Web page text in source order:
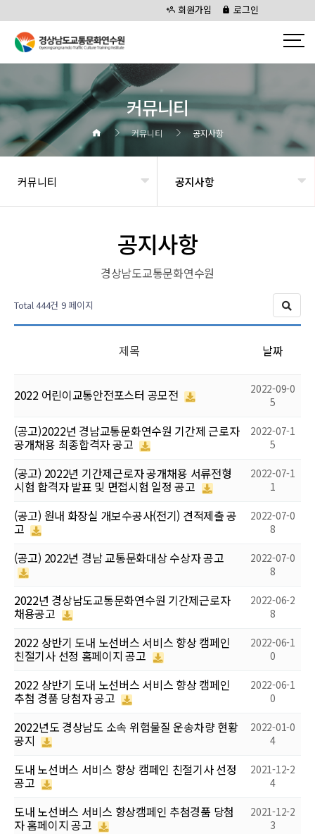
회원가입 로그인
커뮤니티
커뮤니티 공지사항
커뮤니티 공지사항
공지사항
경상남도교통문화연수원
Total 444건 9 페이지
제목 날짜
2022 어린이교통안전포스터 공모전
2022-09-0
5
(공고)2022년 경남교통문화연수원 기간제 근로자
공개채용 최종합격자 공고
2022-07-1
5
(공고) 2022년 기간제근로자 공개채용 서류전형
시험 합격자 발표 및 면접시험 일정 공고
2022-07-1
1
(공고) 원내 화장실 개보수공사(전기) 견적제출 공
고
2022-07-0
8
(공고) 2022년 경남 교통문화대상 수상자 공고
2022-07-0
8
2022년 경상남도교통문화연수원 기간제근로자
채용공고
2022-06-2
8
2022 상반기 도내 노선버스 서비스 향상 캠페인
친절기사 선정 홈페이지 공고
2022-06-1
0
2022 상반기 도내 노선버스 서비스 향상 캠페인
추첨 경품 당첨자 공고
2022-06-1
0
2022년도 경상남도 소속 위험물질 운송차량 현황
공지
2022-01-0
4
도내 노선버스 서비스 향상 캠페인 친절기사 선정
공고
2021-12-2
4
도내 노선버스 서비스 향상캠페인 추첨경품 당첨
자 홈페이지 공고
2021-12-2
3